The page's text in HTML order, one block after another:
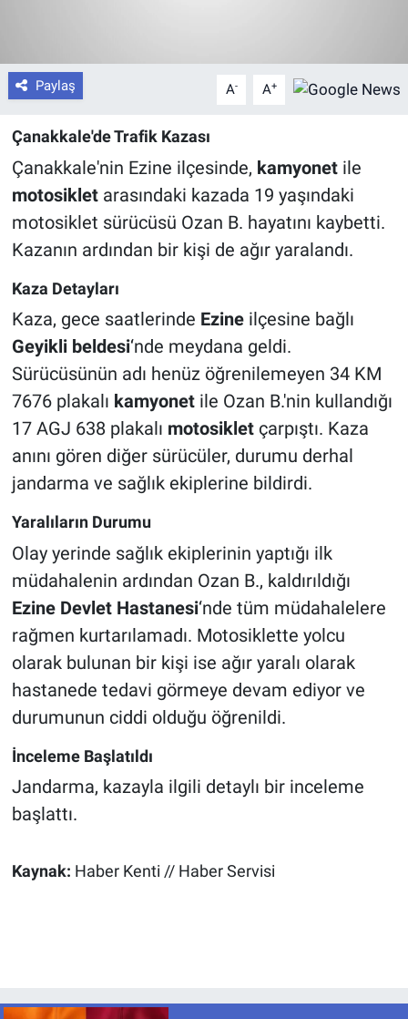
Paylaş A- A+
Çanakkale'de Trafik Kazası
Çanakkale'nin Ezine ilçesinde, kamyonetile
motosikletarasındaki kazada 19 yaşındaki
motosiklet sürücüsü Ozan B. hayatını kaybetti.
Kazanın ardından bir kişi de ağır yaralandı.
Kaza Detayları
Kaza, gece saatlerinde Ezineilçesine bağlı
Geyikli beldesi‘nde meydana geldi.
Sürücüsünün adı henüz öğrenilemeyen 34 KM
7676 plakalı kamyonetile Ozan B.'nin kullandığı
17 AGJ 638 plakalı motosikletçarpıştı. Kaza
anını gören diğer sürücüler, durumu derhal
jandarma ve sağlık ekiplerine bildirdi.
Yaralıların Durumu
Olay yerinde sağlık ekiplerinin yaptığı ilk
müdahalenin ardından Ozan B., kaldırıldığı
Ezine Devlet Hastanesi‘nde tüm müdahalelere
rağmen kurtarılamadı. Motosiklette yolcu
olarak bulunan bir kişi ise ağır yaralı olarak
hastanede tedavi görmeye devam ediyor ve
durumunun ciddi olduğu öğrenildi.
İnceleme Başlatıldı
Jandarma, kazayla ilgili detaylı bir inceleme
başlattı.
Kaynak: Haber Kenti // Haber Servisi